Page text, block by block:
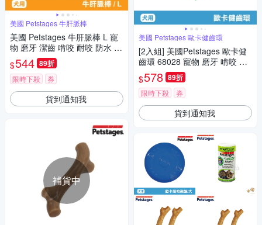
美國 Petstages 牛肝脈棒
美國 Petstages 牛肝脈棒 L 寵
物 磨牙 潔齒 啃咬 耐咬 防水 狗
玩具 安全 寵物玩具
$544 89折
限時下殺 券
貨到通知我
補貨中
美國 Petstages 歐卡健齒環
[2入組] 美國Petstages 歐卡健
齒環 68028 寵物 磨牙 啃咬 耐
咬 狗玩具 寵物玩具
$578 89折
限時下殺 券
貨到通知我